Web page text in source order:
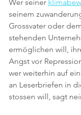
Wer seiner
seinem
Grossvater oder
stehenden
ermöglichen will,
Angst vor
wer weiterhin auf
an Leserbriefen in
stossen will, sagt